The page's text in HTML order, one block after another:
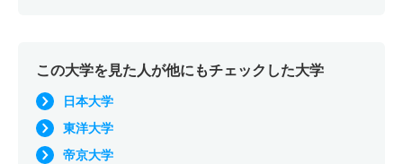
この大学を見た人が他にもチェックした大学
日本大学
東洋大学
帝京大学